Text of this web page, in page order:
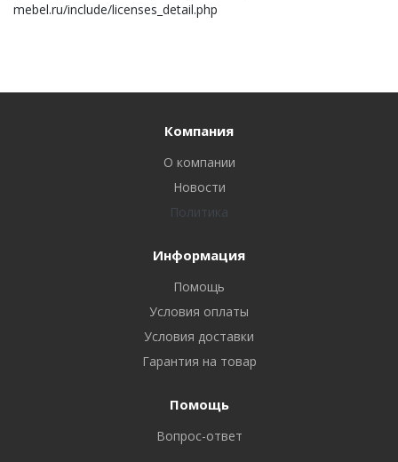
mebel.ru/include/licenses_detail.php
Компания
О компании
Новости
Политика
Информация
Помощь
Условия оплаты
Условия доставки
Гарантия на товар
Помощь
Вопрос-ответ